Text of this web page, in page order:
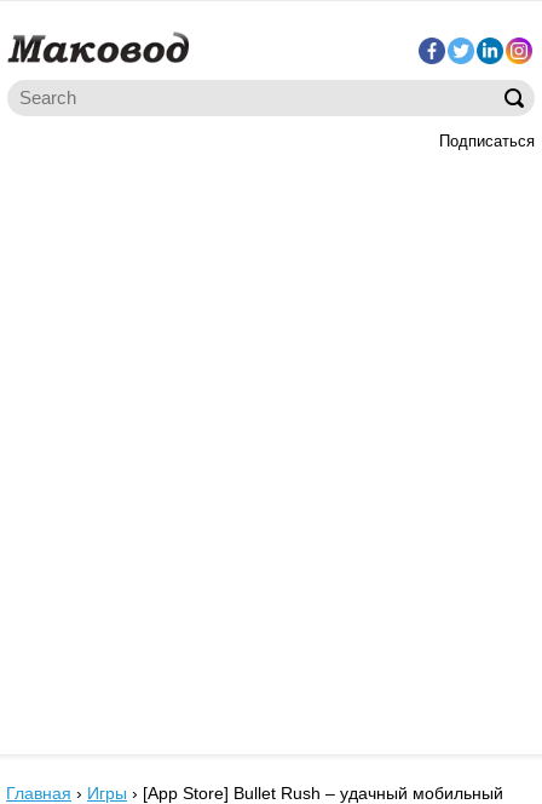
Подписаться
Главная › Игры › [App Store] Bullet Rush – удачный мобильный